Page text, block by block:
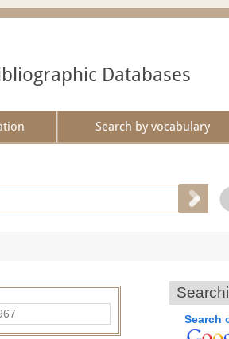
Databases
Search by vocabulary
Search